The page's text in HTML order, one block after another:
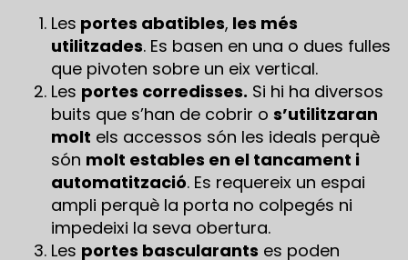
Les portes abatibles, les més
utilitzades. Es basen en una o dues fulles
que pivoten sobre un eix vertical.
Les portes corredisses. Si hi ha diversos
buits que s’han de cobrir o s’utilitzaran
molt els accessos són les ideals perquè
són molt estables en el tancament i
automatització. Es requereix un espai
ampli perquè la porta no colpegés ni
impedeixi la seva obertura.
Les portes bascularants es poden